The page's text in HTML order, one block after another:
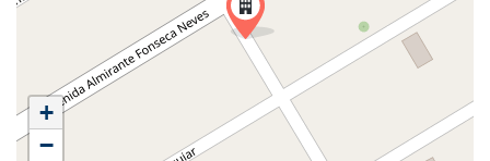
+
−